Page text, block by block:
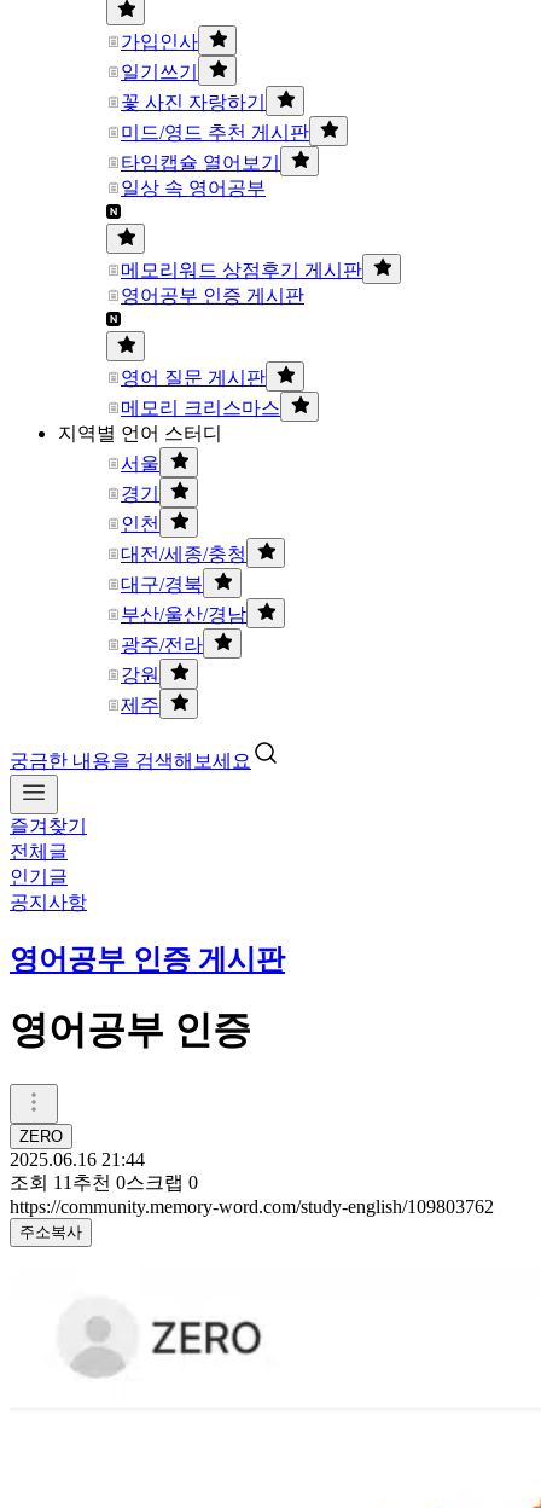
가입인사
일기쓰기
꽃 사진 자랑하기
미드/영드 추천 게시판
타임캡슐 열어보기
일상 속 영어공부
메모리워드 상점후기 게시판
영어공부 인증 게시판
영어 질문 게시판
메모리 크리스마스
지역별 언어 스터디
서울
경기
인천
대전/세종/충청
대구/경북
부산/울산/경남
광주/전라
강원
제주
궁금한 내용을 검색해보세요
즐겨찾기
전체글
인기글
공지사항
영어공부 인증 게시판
영어공부 인증
ZERO
2025.06.16 21:44
조회 11 추천 0스크랩 0
https://community.memory-word.com/study-english/109803762
주소복사